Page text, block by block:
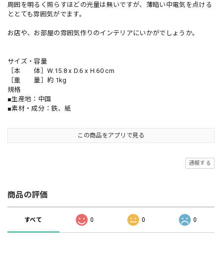
周囲を明るく照らすほどの光量は無いですが、薄暗い中電気を点ける
ととても雰囲気がでます。
お店や、お部屋の雰囲気作りのインテリアにいかがでしょうか。
サイズ・容量
［本 体］W.15.8 x D.6 x H.60 cm
［重 量］約 1kg
規格
■生産地：中国
■素材・成分：鉄、紙
この商品をアプリで見る
通報する
商品の評価
すべて 0 0 0